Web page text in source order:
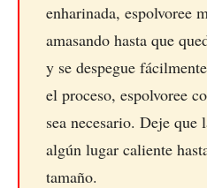
enharinada, espolvoree
amasando hasta que
y se despegue
el proceso, espolvoree
sea necesario. Deje que
algún lugar caliente
tamaño.